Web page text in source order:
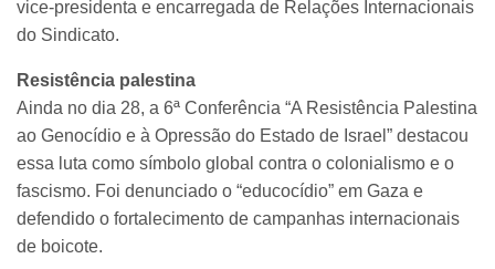
vice-presidenta e encarregada de Relações Internacionais
do Sindicato.
Resistência palestina
Ainda no dia 28, a 6ª Conferência “A Resistência Palestina
ao Genocídio e à Opressão do Estado de Israel” destacou
essa luta como símbolo global contra o colonialismo e o
fascismo. Foi denunciado o “educocídio” em Gaza e
defendido o fortalecimento de campanhas internacionais
de boicote.